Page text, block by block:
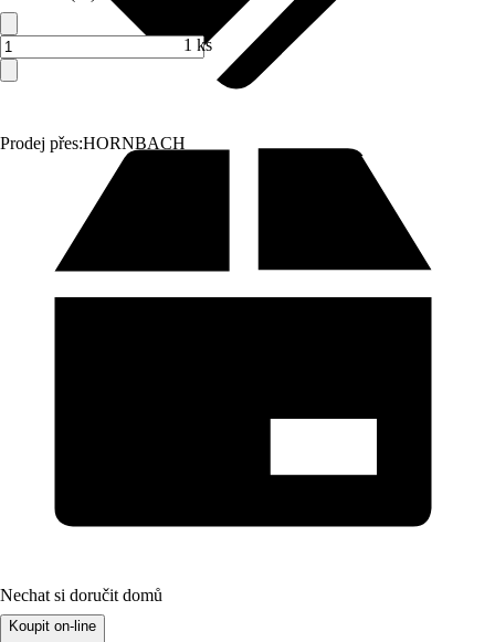
Prodej přes:HORNBACH
1 ks
Nechat si doručit domů
Koupit on-line